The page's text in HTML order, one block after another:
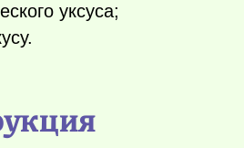
уксуса;